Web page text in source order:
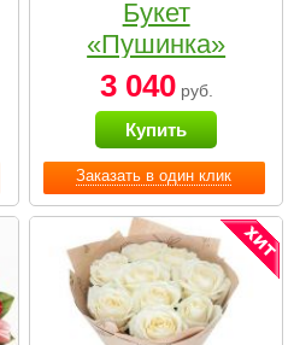
Заказать в один клик
Букет
«Пушинка»
3 040руб.
Купить